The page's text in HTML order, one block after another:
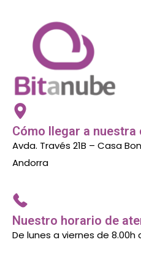
Cómo llegar a nuestra
Avda. Través 21B – Casa
Andorra
Nuestro horario de
De lunes a viernes de 8.00h